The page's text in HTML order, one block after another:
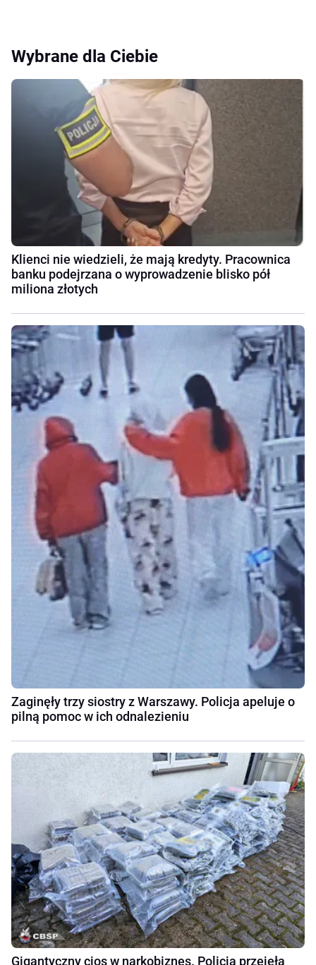
Wybrane dla Ciebie
Klienci nie wiedzieli, że mają kredyty. Pracownica
banku podejrzana o wyprowadzenie blisko pół
miliona złotych
Zaginęły trzy siostry z Warszawy. Policja apeluje o
pilną pomoc w ich odnalezieniu
Gigantyczny cios w narkobiznes. Policja przejęła